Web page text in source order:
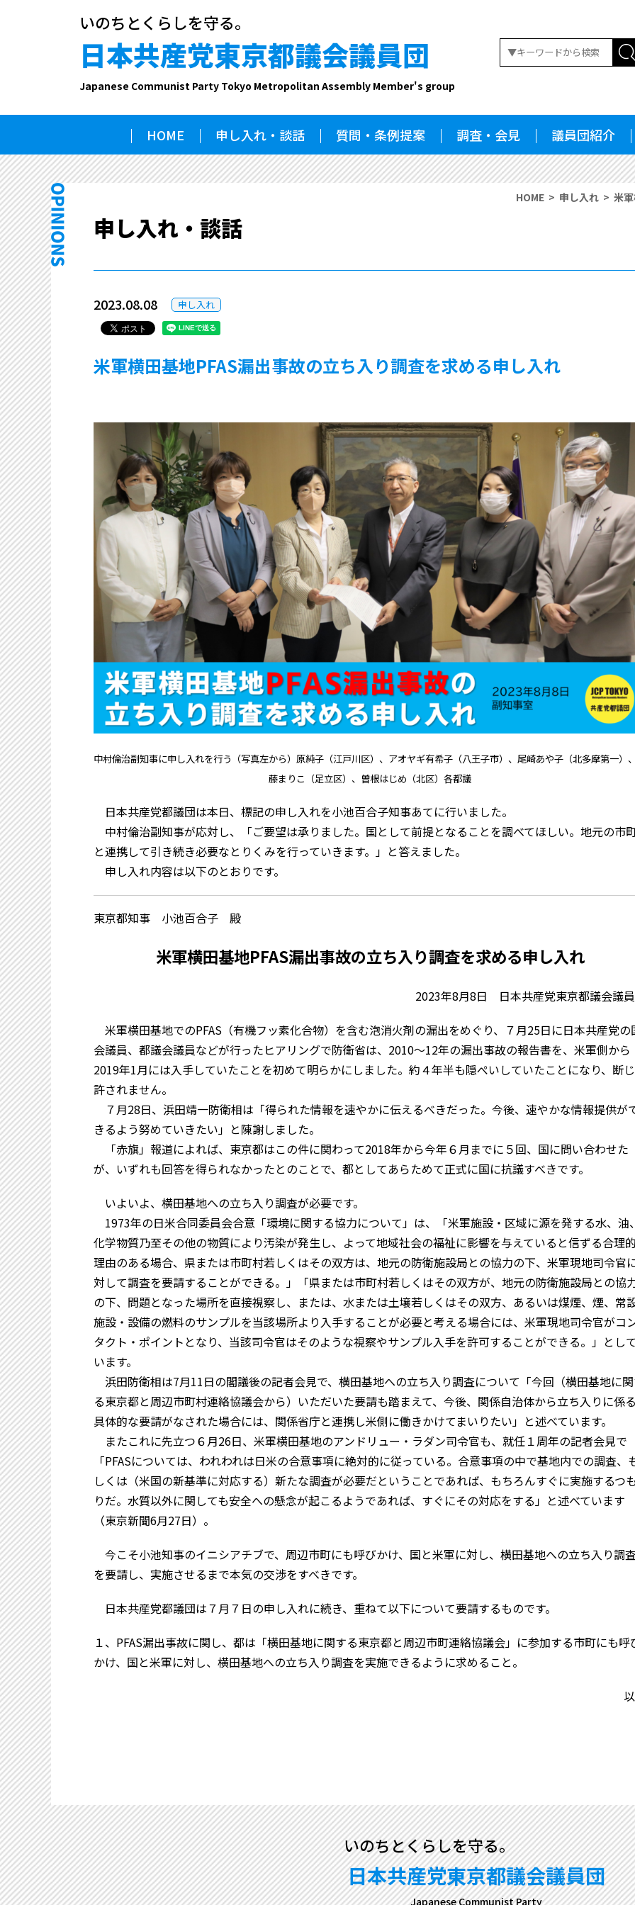
いのちとくらしを守る。
日本共産党東京都議会議員団
Japanese Communist Party Tokyo Metropolitan Assembly Member's group
HOME 申し入れ・談話 質問・条例提案 調査・会見 議員団紹介
HOME 申し入れ 米
申し入れ・談話
2023.08.08 申し入れ
米軍横田基地PFAS漏出事故の立ち入り調査を求める申し入れ
中村倫治副知事に申し入れを行う（写真左から）原純子（江戸川区）、アオヤギ有希子（八王子市）、尾崎あや子（北多摩第一）
藤まりこ（足立区）、曽根はじめ（北区）各都議
日本共産党都議団は本日、標記の申し入れを小池百合子知事あてに行いました。
中村倫治副知事が応対し、「ご要望は承りました。国として前提となることを調べてほしい。地元の市
と連携して引き続き必要なとりくみを行っていきます。」と答えました。
申し入れ内容は以下のとおりです。
東京都知事 小池百合子 殿
米軍横田基地PFAS漏出事故の立ち入り調査を求める申し入れ
2023年8月8日 日本共産党東京都議会議
米軍横田基地でのPFAS（有機フッ素化合物）を含む泡消火剤の漏出をめぐり、７月25日に日本共産党の
会議員、都議会議員などが行ったヒアリングで防衛省は、2010～12年の漏出事故の報告書を、米軍側から
2019年1月には入手していたことを初めて明らかにしました。約４年半も隠ぺいしていたことになり、断
許されません。
７月28日、浜田靖一防衛相は「得られた情報を速やかに伝えるべきだった。今後、速やかな情報提供が
きるよう努めていきたい」と陳謝しました。
「赤旗」報道によれば、東京都はこの件に関わって2018年から今年６月までに５回、国に問い合わせた
が、いずれも回答を得られなかったとのことで、都としてあらためて正式に国に抗議すべきです。
いよいよ、横田基地への立ち入り調査が必要です。
1973年の日米合同委員会合意「環境に関する協力について」は、「米軍施設・区域に源を発する水、油
化学物質乃至その他の物質により汚染が発生し、よって地域社会の福祉に影響を与えていると信ずる合理
理由のある場合、県または市町村若しくはその双方は、地元の防衛施設局との協力の下、米軍現地司令官
対して調査を要請することができる。」「県または市町村若しくはその双方が、地元の防衛施設局との協
の下、問題となった場所を直接視察し、または、水または土壌若しくはその双方、あるいは煤煙、煙、常
施設・設備の燃料のサンプルを当該場所より入手することが必要と考える場合には、米軍現地司令官がコ
タクト・ポイントとなり、当該司令官はそのような視察やサンプル入手を許可することができる。」とし
います。
浜田防衛相は7月11日の閣議後の記者会見で、横田基地への立ち入り調査について「今回（横田基地に
る東京都と周辺市町村連絡協議会から）いただいた要請も踏まえて、今後、関係自治体から立ち入りに係
具体的な要請がなされた場合には、関係省庁と連携し米側に働きかけてまいりたい」と述べています。
またこれに先立つ６月26日、米軍横田基地のアンドリュー・ラダン司令官も、就任１周年の記者会見で
「PFASについては、われわれは日米の合意事項に絶対的に従っている。合意事項の中で基地内での調査、
しくは（米国の新基準に対応する）新たな調査が必要だということであれば、もちろんすぐに実施するつ
りだ。水質以外に関しても安全への懸念が起こるようであれば、すぐにその対応をする」と述べています
（東京新聞6月27日）。
今こそ小池知事のイニシアチブで、周辺市町にも呼びかけ、国と米軍に対し、横田基地への立ち入り調
を要請し、実施させるまで本気の交渉をすべきです。
日本共産党都議団は７月７日の申し入れに続き、重ねて以下について要請するものです。
１、PFAS漏出事故に関し、都は「横田基地に関する東京都と周辺市町連絡協議会」に参加する市町にも呼
かけ、国と米軍に対し、横田基地への立ち入り調査を実施できるように求めること。
いのちとくらしを守る。
日本共産党東京都議会議員団
Japanese Communist Party